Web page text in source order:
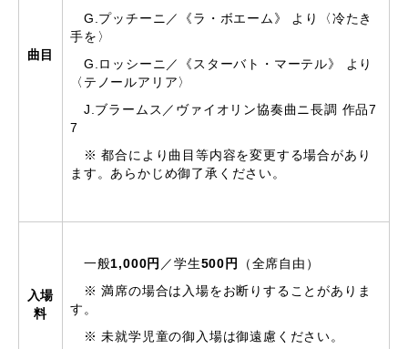
曲目
G.プッチーニ／《ラ・ボエーム》 より〈冷たき
手を〉
G. ロッシーニ／《スターバト・マーテル》 より
〈テノールアリア〉
J.ブラームス／ヴァイオリン協奏曲ニ長調 作品7
7
※ 都合により曲目等内容を変更する場合があり
ます。あらかじめ御了承ください。
入場
料
一般1,000円 ／学生500円
（全席自由）
※ 満席の場合は入場をお断りすることがありま
す。
※ 未就学児童の御入場は御遠慮ください。